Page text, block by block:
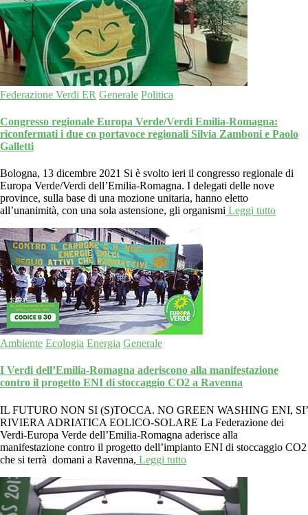
Federazione Verdi ER Generale Politica
Congresso regionale Europa Verde/Verdi Emilia-Romagna:
riconfermati i due co portavoce regionali Silvia Zamboni e Paolo
Galletti
Bologna, 13 dicembre 2021 Si è svolto ieri il congresso regionale di
Europa Verde/Verdi dell’Emilia-Romagna. I delegati delle nove
province, sulla base di una mozione unitaria, hanno eletto
all’unanimità, con una sola astensione, gli organismi Leggi tutto
Ambiente Ecologia Energia Generale
I Verdi dell’Emilia-Romagna aderiscono alla manifestazione
contro il progetto ENI di stoccaggio CO2 a Ravenna
IL FUTURO NON SI (S)TOCCA. NO GREEN WASHING ENI, SI’
RIVIERA ADRIATICA EOLICO-SOLARE La Federazione dei
Verdi-Europa Verde dell’Emilia-Romagna aderisce alla
manifestazione contro il progetto dell’impianto ENI di stoccaggio CO2
che si terrà domani a Ravenna, Leggi tutto